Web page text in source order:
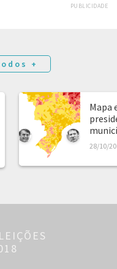
PUBLICIDADE
+
Mapa
28/10/